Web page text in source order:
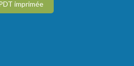
imprimée